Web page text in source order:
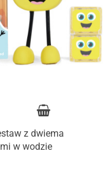
z dwiema
w wodzie